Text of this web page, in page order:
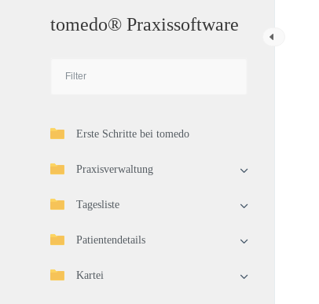
tomedo® Praxissoftware
Erste Schritte bei tomedo
Praxisverwaltung
Tagesliste
Patientendetails
Kartei